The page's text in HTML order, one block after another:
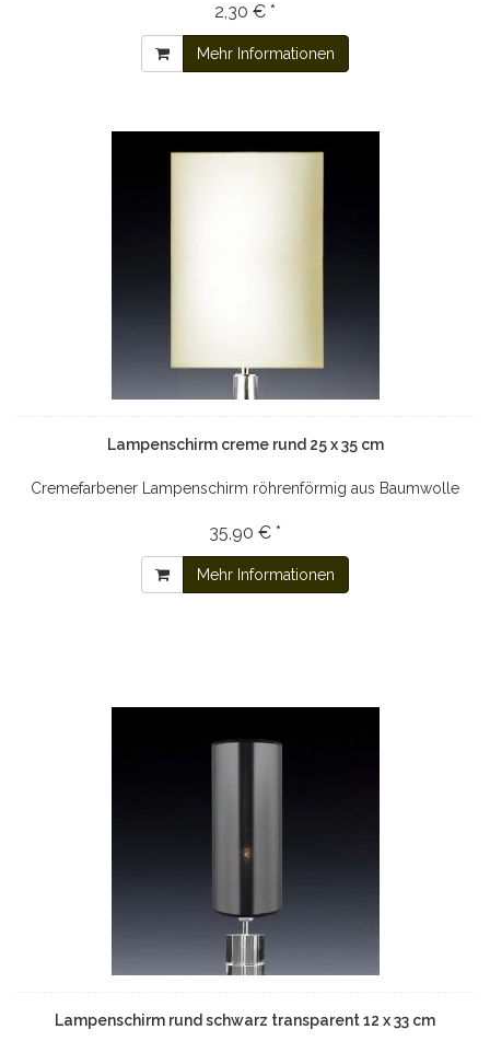
2,30 € *
Mehr Informationen
Lampenschirm creme rund 25 x 35 cm
Cremefarbener Lampenschirm röhrenförmig aus Baumwolle
35,90 € *
Mehr Informationen
Lampenschirm rund schwarz transparent 12 x 33 cm